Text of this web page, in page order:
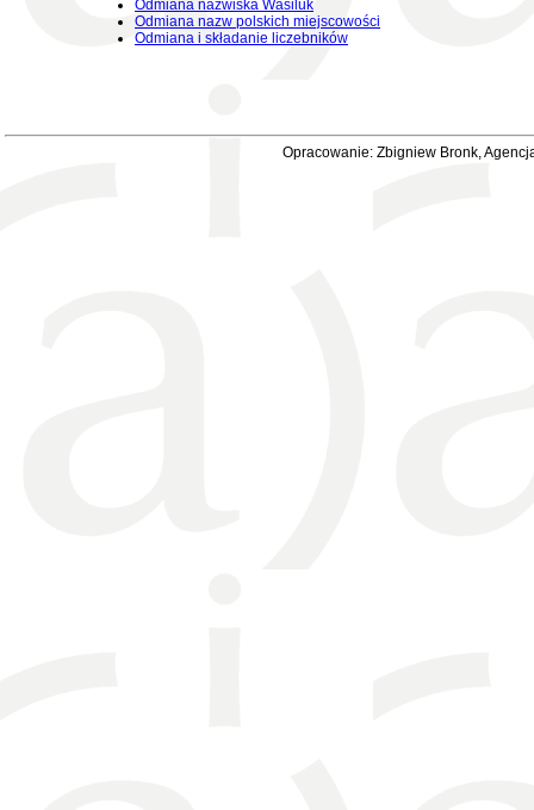
Odmiana nazwiska Wasiluk
Odmiana nazw polskich miejscowości
Odmiana i składanie liczebników
Opracowanie: Zbigniew Bronk,